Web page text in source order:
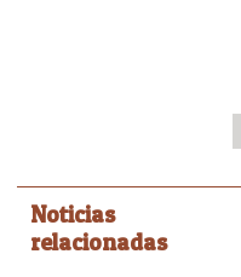
Noticias
relacionadas